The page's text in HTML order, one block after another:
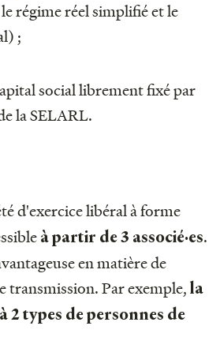
régime réel simplifié et le
;
social librement fixé par
la SELARL.
d'exercice libéral à forme
à partir de 3 associé·es.
en matière de
transmission. Par exemple, la
2 types de personnes de